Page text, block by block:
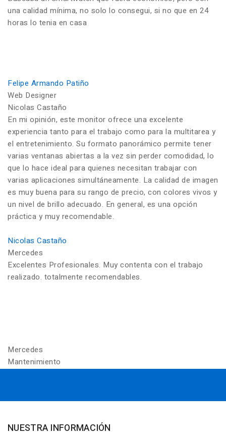
una calidad mínima, no solo lo consegui, si no que en 24
horas lo tenia en casa
Felipe Armando Patiño
Web Designer
Nicolas Castaño
En mi opinión, este monitor ofrece una excelente
experiencia tanto para el trabajo como para la multitarea y
el entretenimiento. Su formato panorámico permite tener
varias ventanas abiertas a la vez sin perder comodidad, lo
que lo hace ideal para quienes necesitan trabajar con
varias aplicaciones simultáneamente. La calidad de imagen
es muy buena para su rango de precio, con colores vivos y
un nivel de brillo adecuado. En general, es una opción
práctica y muy recomendable.
Nicolas Castaño
Mercedes
Excelentes Profesionales. Muy contenta con el trabajo
realizado. totalmente recomendables.
Mercedes
Mantenimiento
NUESTRA INFORMACIÓN